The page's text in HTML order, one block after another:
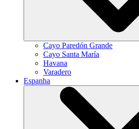
Cayo Paredón Grande
Cayo Santa María
Havana
Varadero
Espanha